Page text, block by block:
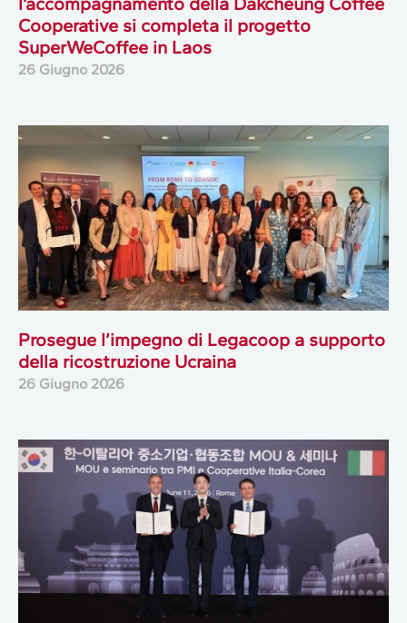
Cooperative si completa il progetto
SuperWeCoffee in Laos
26 Giugno 2026
Prosegue l’impegno di Legacoop a supporto
della ricostruzione Ucraina
26 Giugno 2026